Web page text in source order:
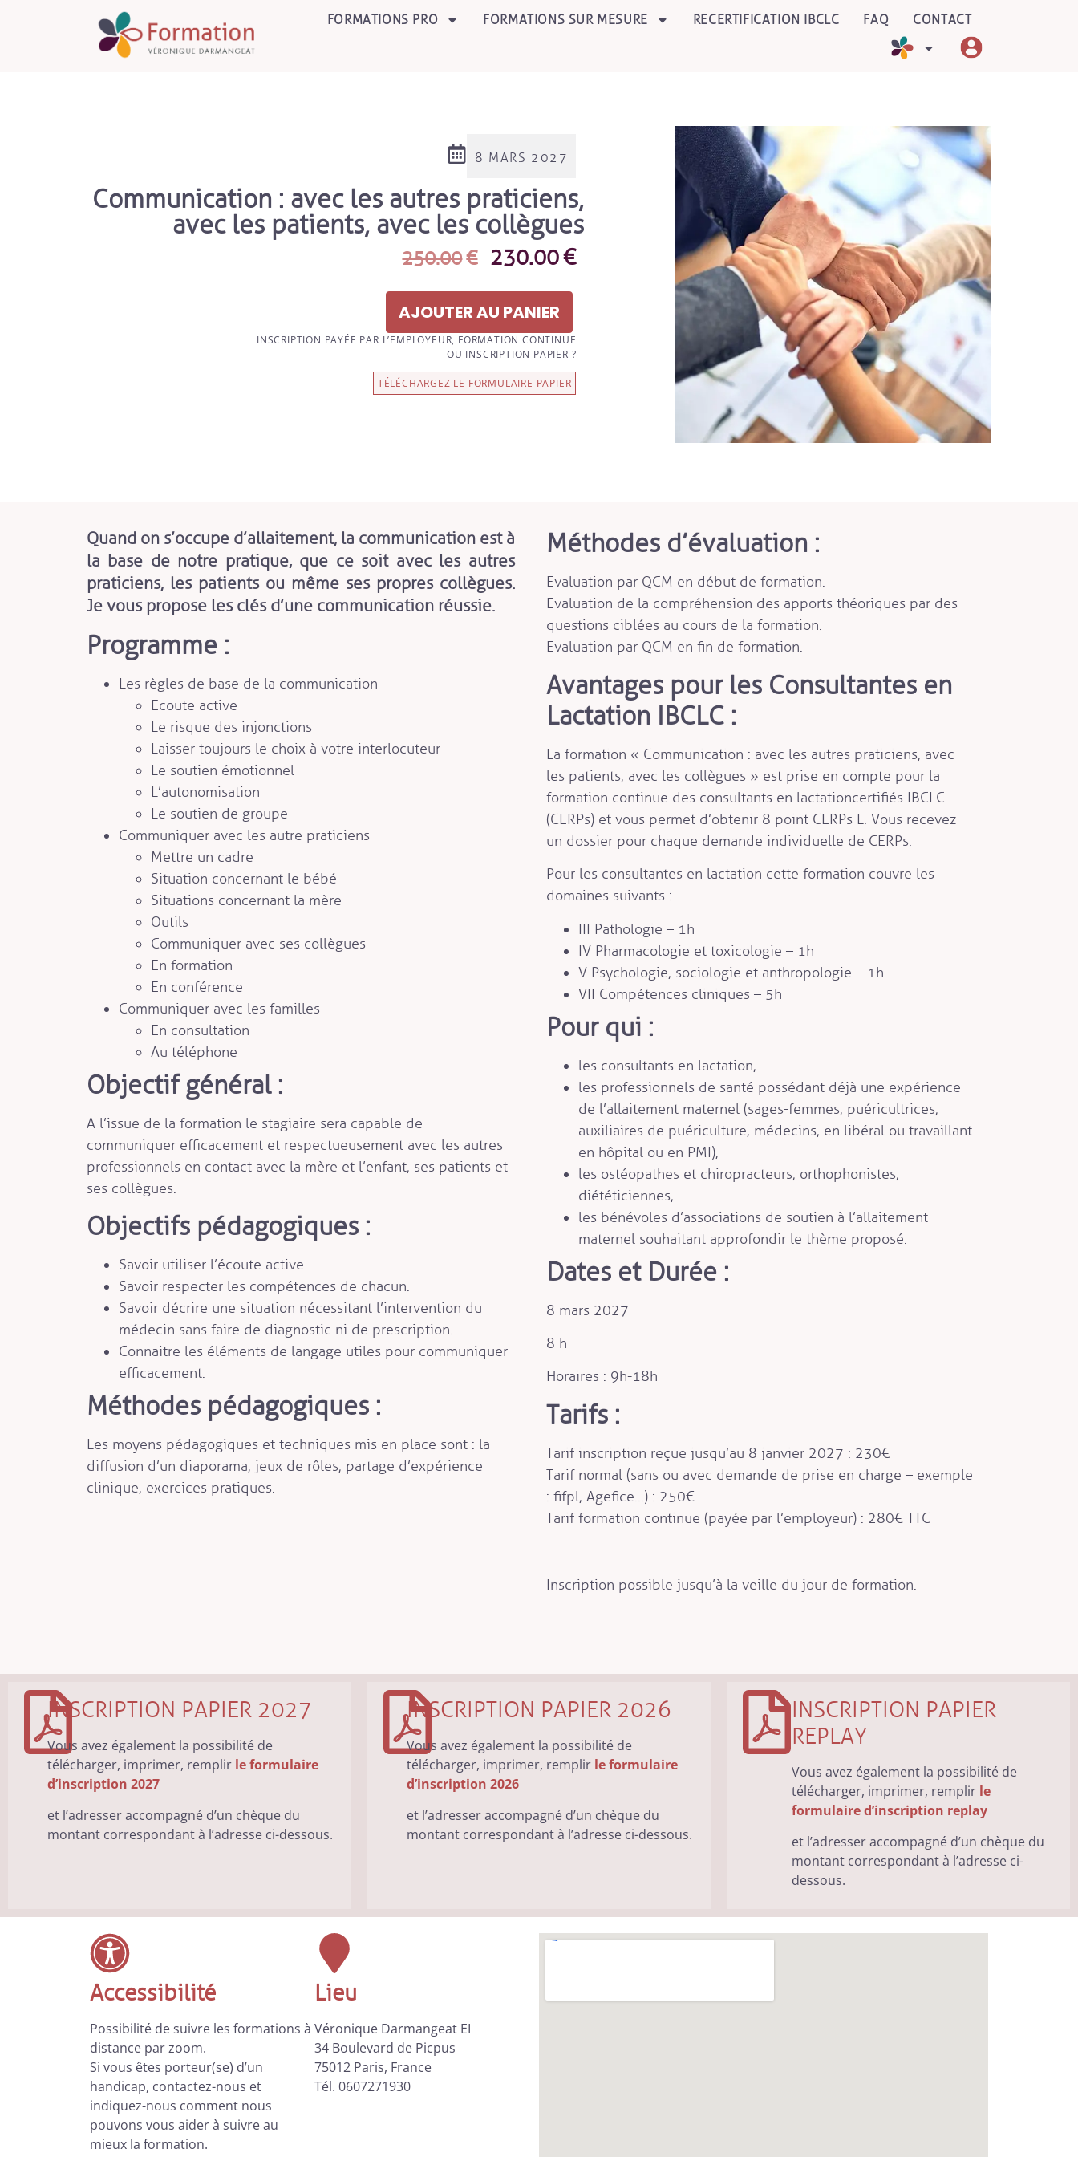
FORMATIONS PRO FORMATIONS SUR MESURE RECERTIFICATION IBCLC FAQ CONTACT
8 MARS 2027
Communication : avec les autres praticiens,
avec les patients, avec les collègues
250.00€ 230.00€
AJOUTER AU PANIER
INSCRIPTION PAYÉE PAR L’EMPLOYEUR, FORMATION CONTINUE
OU INSCRIPTION PAPIER ?
TÉLÉCHARGEZ LE FORMULAIRE PAPIER
Quand on s’occupe d’allaitement, la communication est à
la base de notre pratique, que ce soit avec les autres
praticiens, les patients ou même ses propres collègues.
Je vous propose les clés d’une communication réussie.
Programme :
Les règles de base de la communication
Ecoute active
Le risque des injonctions
Laisser toujours le choix à votre interlocuteur
Le soutien émotionnel
L’autonomisation
Le soutien de groupe
Communiquer avec les autre praticiens
Mettre un cadre
Situation concernant le bébé
Situations concernant la mère
Outils
Communiquer avec ses collègues
En formation
En conférence
Communiquer avec les familles
En consultation
Au téléphone
Objectif général :
A l’issue de la formation le stagiaire sera capable de
communiquer efficacement et respectueusement avec les autres
professionnels en contact avec la mère et l’enfant, ses patients et
ses collègues.
Objectifs pédagogiques :
Savoir utiliser l’écoute active
Savoir respecter les compétences de chacun.
Savoir décrire une situation nécessitant l’intervention du
médecin sans faire de diagnostic ni de prescription.
Connaitre les éléments de langage utiles pour communiquer
efficacement.
Méthodes pédagogiques :
Les moyens pédagogiques et techniques mis en place sont : la
diffusion d’un diaporama, jeux de rôles, partage d’expérience
clinique, exercices pratiques.
Méthodes d’évaluation :
Evaluation par QCM en début de formation.
Evaluation de la compréhension des apports théoriques par des
questions ciblées au cours de la formation.
Evaluation par QCM en fin de formation.
Avantages pour les Consultantes en
Lactation IBCLC :
La formation « Communication : avec les autres praticiens, avec
les patients, avec les collègues » est prise en compte pour la
formation continue des consultants en lactation certifiés IBCLC
(CERPs) et vous permet d’obtenir 8 point CERPs L. Vous recevez
un dossier pour chaque demande individuelle de CERPs.
Pour les consultantes en lactation cette formation couvre les
domaines suivants :
III Pathologie – 1h
IV Pharmacologie et toxicologie – 1h
V Psychologie, sociologie et anthropologie – 1h
VII Compétences cliniques – 5h
Pour qui :
les consultants en lactation,
les professionnels de santé possédant déjà une expérience
de l’allaitement maternel (sages-femmes, puéricultrices,
auxiliaires de puériculture, médecins, en libéral ou travaillant
en hôpital ou en PMI),
les ostéopathes et chiropracteurs, orthophonistes,
diététiciennes,
les bénévoles d’associations de soutien à l’allaitement
maternel souhaitant approfondir le thème proposé.
Dates et Durée :
8 mars 2027
8 h
Horaires : 9h-18h
Tarifs :
Tarif inscription reçue jusqu’au 8 janvier 2027 : 230€
Tarif normal (sans ou avec demande de prise en charge – exemple
: fifpl, Agefice…) : 250€
Tarif formation continue (payée par l’employeur) : 280€ TTC
Inscription possible jusqu’à la veille du jour de formation.
INSCRIPTION PAPIER 2027
Vous avez également la possibilité de
télécharger, imprimer, remplir le formulaire
d’inscription 2027
et l’adresser accompagné d’un chèque du
montant correspondant à l’adresse ci-dessous.
INSCRIPTION PAPIER 2026
Vous avez également la possibilité de
télécharger, imprimer, remplir le formulaire
d’inscription 2026
et l’adresser accompagné d’un chèque du
montant correspondant à l’adresse ci-dessous.
INSCRIPTION PAPIER
REPLAY
Vous avez également la possibilité de
télécharger, imprimer, remplir le
formulaire d’inscription replay
et l’adresser accompagné d’un chèque du
montant correspondant à l’adresse ci-
dessous.
Accessibilité
Possibilité de suivre les formations à
distance par zoom.
Si vous êtes porteur(se) d’un
handicap, contactez-nous et
indiquez-nous comment nous
pouvons vous aider à suivre au
mieux la formation.
Lieu
Véronique Darmangeat EI
34 Boulevard de Picpus
75012 Paris, France
Tél. 0607271930